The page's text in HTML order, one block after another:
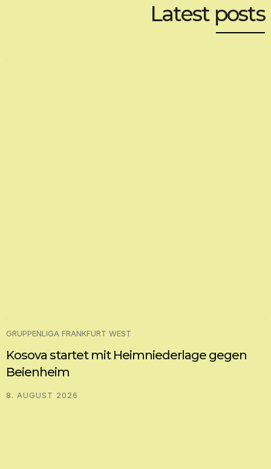
Latest posts
GRUPPENLIGA FRANKFURT WEST
Kosova startet mit Heimniederlage gegen
Beienheim
8. AUGUST 2026